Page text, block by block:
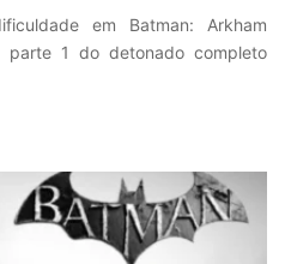
em Batman: Arkham
parte 1 do detonado completo